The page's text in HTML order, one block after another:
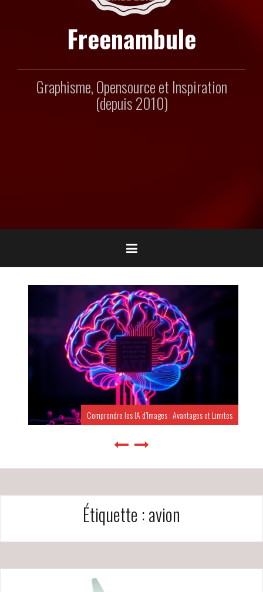
Freenambule
Graphisme, Opensource et Inspiration
(depuis 2010)
Comprendre les IA d’Images : Avantages et Limites
Étiquette :avion